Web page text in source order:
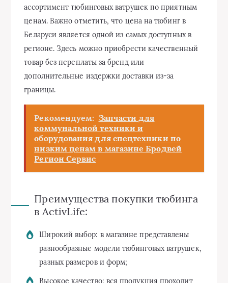
ассортимент тюбинговых ватрушек по приятным
ценам. Важно отметить, что цена на тюбинг в
Беларуси является одной из самых доступных в
регионе. Здесь можно приобрести качественный
товар без переплаты за бренд или
дополнительные издержки доставки из-за
границы.
Рекомендуем: Запчасти для
коммунальной техники и
оборудования для спецтехники по
низким ценам в магазине Бродвей
Регион Сервис
Преимущества покупки тюбинга
в ActivLife:
Широкий выбор: в магазине представлены
разнообразные модели тюбинговых ватрушек,
разных размеров и форм;
Высокое качество: вся продукция проходит